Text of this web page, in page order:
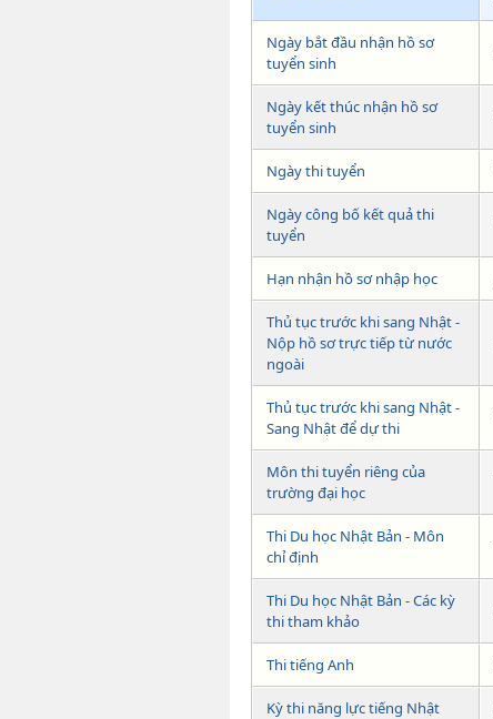
Ngày bắt đầu nhận hồ sơ
tuyển sinh
Ngày kết thúc nhận hồ sơ
tuyển sinh
Ngày thi tuyển
Ngày công bố kết quả thi
tuyển
Hạn nhận hồ sơ nhập học
Thủ tục trước khi sang Nhật -
Nộp hồ sơ trực tiếp từ nước
ngoài
Thủ tục trước khi sang Nhật -
Sang Nhật để dự thi
Môn thi tuyển riêng của
trường đại học
Thi Du học Nhật Bản - Môn
chỉ định
Thi Du học Nhật Bản - Các kỳ
thi tham khảo
Thi tiếng Anh
Kỳ thi năng lực tiếng Nhật